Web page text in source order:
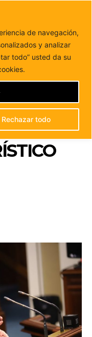
de navegación,
y analizar
todo” usted da su
Rechazar todo
cercana
de “generar
A
DEL